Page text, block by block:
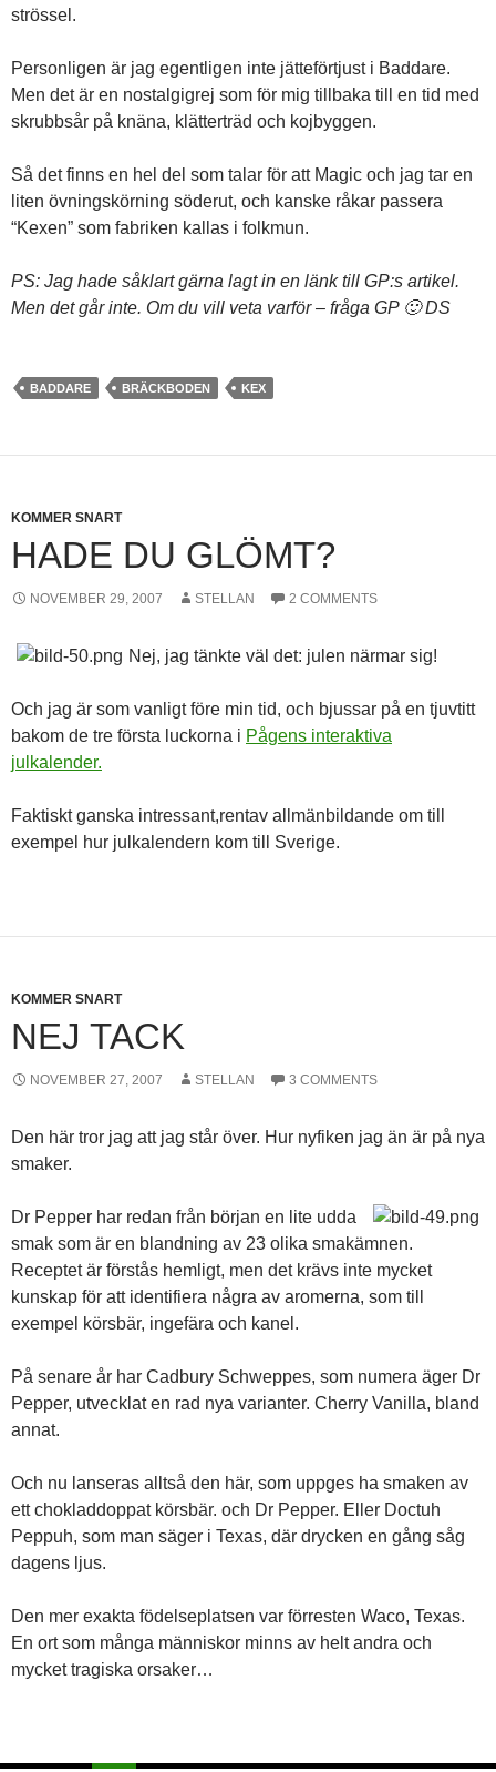
strössel.
Personligen är jag egentligen inte jätteförtjust i Baddare.
Men det är en nostalgigrej som för mig tillbaka till en tid med
skrubbsår på knäna, klätterträd och kojbyggen.
Så det finns en hel del som talar för att Magic och jag tar en
liten övningskörning söderut, och kanske råkar passera
“Kexen” som fabriken kallas i folkmun.
PS: Jag hade såklart gärna lagt in en länk till GP:s artikel.
Men det går inte. Om du vill veta varför – fråga GP 🙂 DS
BADDARE BRÄCKBODEN KEX
KOMMER SNART
HADE DU GLÖMT?
NOVEMBER 29, 2007 STELLAN 2 COMMENTS
Nej, jag tänkte väl det: julen närmar sig!
Och jag är som vanligt före min tid, och bjussar på en tjuvtitt
bakom de tre första luckorna i Pågens interaktiva
julkalender.
Faktiskt ganska intressant,rentav allmänbildande om till
exempel hur julkalendern kom till Sverige.
KOMMER SNART
NEJ TACK
NOVEMBER 27, 2007 STELLAN 3 COMMENTS
Den här tror jag att jag står över. Hur nyfiken jag än är på nya
smaker.
Dr Pepper har redan från början en lite udda
smak som är en blandning av 23 olika smakämnen.
Receptet är förstås hemligt, men det krävs inte mycket
kunskap för att identifiera några av aromerna, som till
exempel körsbär, ingefära och kanel.
På senare år har Cadbury Schweppes, som numera äger Dr
Pepper, utvecklat en rad nya varianter. Cherry Vanilla, bland
annat.
Och nu lanseras alltså den här, som uppges ha smaken av
ett chokladdoppat körsbär. och Dr Pepper. Eller Doctuh
Peppuh, som man säger i Texas, där drycken en gång såg
dagens ljus.
Den mer exakta födelseplatsen var förresten Waco, Texas.
En ort som många människor minns av helt andra och
mycket tragiska orsaker…